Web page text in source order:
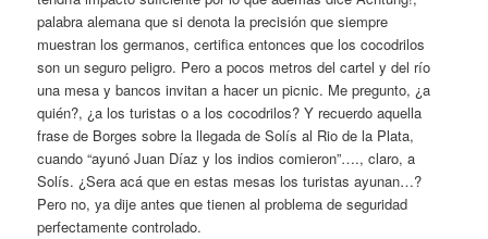
palabra alemana que si denota la precisión que siempre
muestran los germanos, certifica entonces que los cocodrilos
son un seguro peligro. Pero a pocos metros del cartel y del río
una mesa y bancos invitan a hacer un picnic. Me pregunto, ¿a
quién?, ¿a los turistas o a los cocodrilos? Y recuerdo aquella
frase de Borges sobre la llegada de Solís al Rio de la Plata,
cuando “ayunó Juan Díaz y los indios comieron”…., claro, a
Solís. ¿Sera acá que en estas mesas los turistas ayunan…?
Pero no, ya dije antes que tienen al problema de seguridad
perfectamente controlado.